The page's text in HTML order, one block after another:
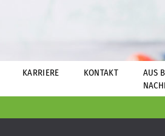
KARRIERE KONTAKT
AUS